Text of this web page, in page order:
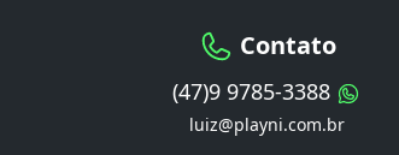
Contato
(47)9 9785-3388
luiz@playni.com.br